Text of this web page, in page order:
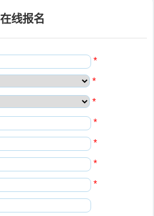
在线报名
*
*
*
*
*
*
*